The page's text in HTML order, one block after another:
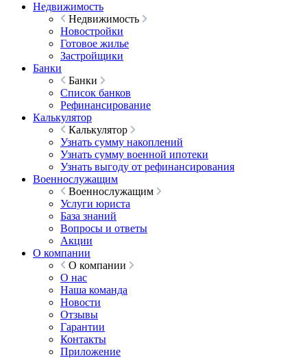
Недвижимость
Недвижимость
Новостройки
Готовое жилье
Застройщики
Банки
Банки
Список банков
Рефинансирование
Калькулятор
Калькулятор
Узнать сумму накоплений
Узнать сумму военной ипотеки
Узнать выгоду от рефинансирования
Военнослужащим
Военнослужащим
Услуги юриста
База знаний
Вопросы и ответы
Акции
О компании
О компании
О нас
Наша команда
Новости
Отзывы
Гарантии
Контакты
Приложение